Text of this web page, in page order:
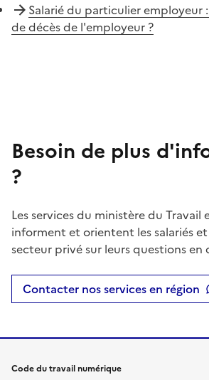
Salarié du particulier employeur
de décès de l'employeur ?
Besoin de plus
?
Les services du ministère du Travail
informent et orientent les salariés
secteur privé sur leurs questions
Contacter nos services en région
Code du travail numérique